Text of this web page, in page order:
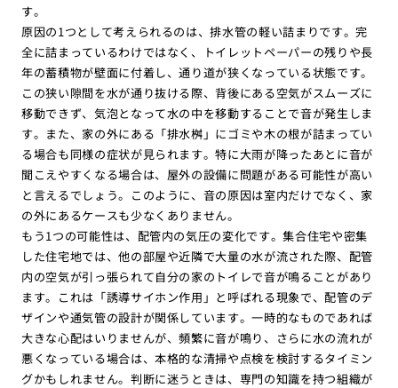
す。
原因の1つとして考えられるのは、排水管の軽い詰まりです。完
全に詰まっているわけではなく、トイレットペーパーの残りや長
年の蓄積物が壁面に付着し、通り道が狭くなっている状態です。
この狭い隙間を水が通り抜ける際、背後にある空気がスムーズに
移動できず、気泡となって水の中を移動することで音が発生しま
す。また、家の外にある「排水桝」にゴミや木の根が詰まってい
る場合も同様の症状が見られます。特に大雨が降ったあとに音が
聞こえやすくなる場合は、屋外の設備に問題がある可能性が高い
と言えるでしょう。このように、音の原因は室内だけでなく、家
の外にあるケースも少なくありません。
もう1つの可能性は、配管内の気圧の変化です。集合住宅や密集
した住宅地では、他の部屋や近隣で大量の水が流された際、配管
内の空気が引っ張られて自分の家のトイレで音が鳴ることがあり
ます。これは「誘導サイホン作用」と呼ばれる現象で、配管のデ
ザインや通気管の設計が関係しています。一時的なものであれば
大きな心配はいりませんが、頻繁に音が鳴り、さらに水の流れが
悪くなっている場合は、本格的な清掃や点検を検討するタイミン
グかもしれません。判断に迷うときは、専門の知識を持つ組織が